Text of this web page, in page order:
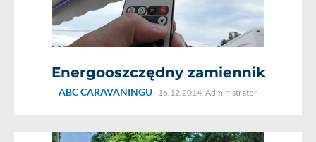
Energooszczędny zamiennik
ABC CARAVANINGU 16.12.2014, Administrator